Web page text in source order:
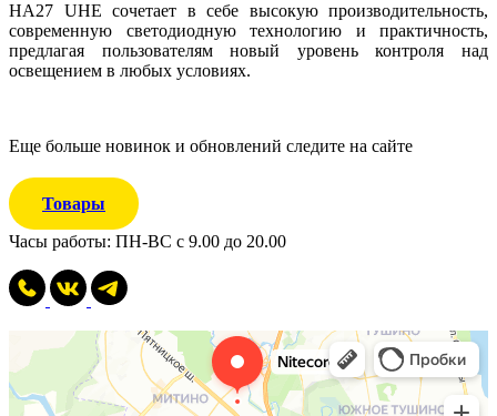
HA27 UHE сочетает в себе высокую производительность,
современную светодиодную технологию и практичность,
предлагая пользователям новый уровень контроля над
освещением в любых условиях.
Еще больше новинок и обновлений следите на сайте
Товары
Часы работы: ПН-ВС с 9.00 до 20.00